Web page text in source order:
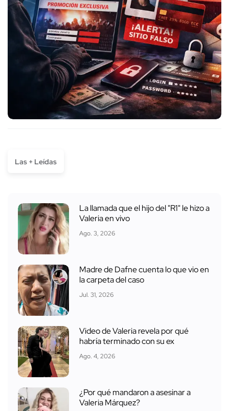
Las + Leídas
La llamada que el hijo del "R1" le hizo a
Valeria en vivo
Ago. 3, 2026
Madre de Dafne cuenta lo que vio en
la carpeta del caso
Jul. 31, 2026
Video de Valeria revela por qué
habría terminado con su ex
Ago. 4, 2026
¿Por qué mandaron a asesinar a
Valeria Márquez?